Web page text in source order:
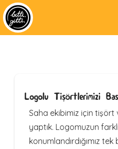
Logolu Tişörtlerimizi
Saha ekibimiz için tişört
yaptık. Logomuzun
konumlandırdığımız